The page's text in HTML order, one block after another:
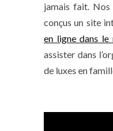
jamais fait. Nos
conçus un site
en ligne dans le
assister dans
de luxes en